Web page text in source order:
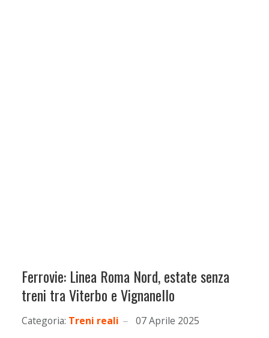
Ferrovie: Linea Roma Nord, estate senza
treni tra Viterbo e Vignanello
Categoria: Treni reali 07 Aprile 2025